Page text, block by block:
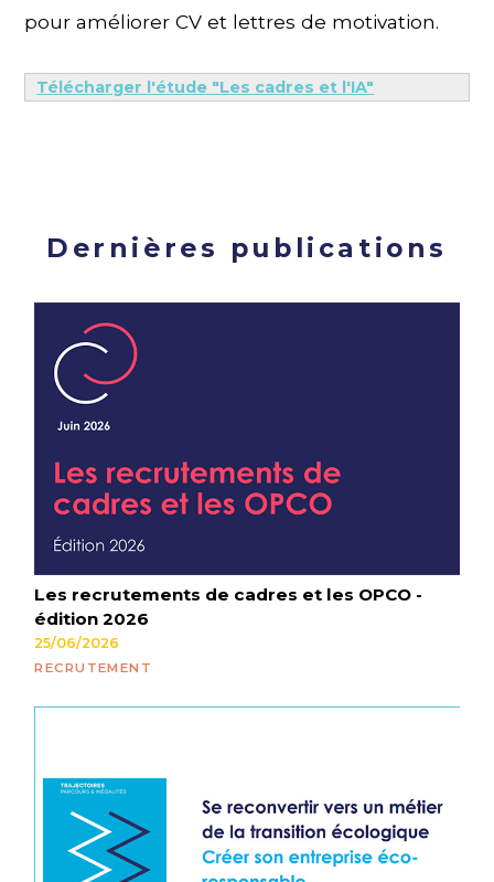
pour améliorer CV et lettres de motivation.
Télécharger l'étude "Les cadres et l'IA"
Dernières publications
Les recrutements de cadres et les OPCO -
édition 2026
25/06/2026
RECRUTEMENT